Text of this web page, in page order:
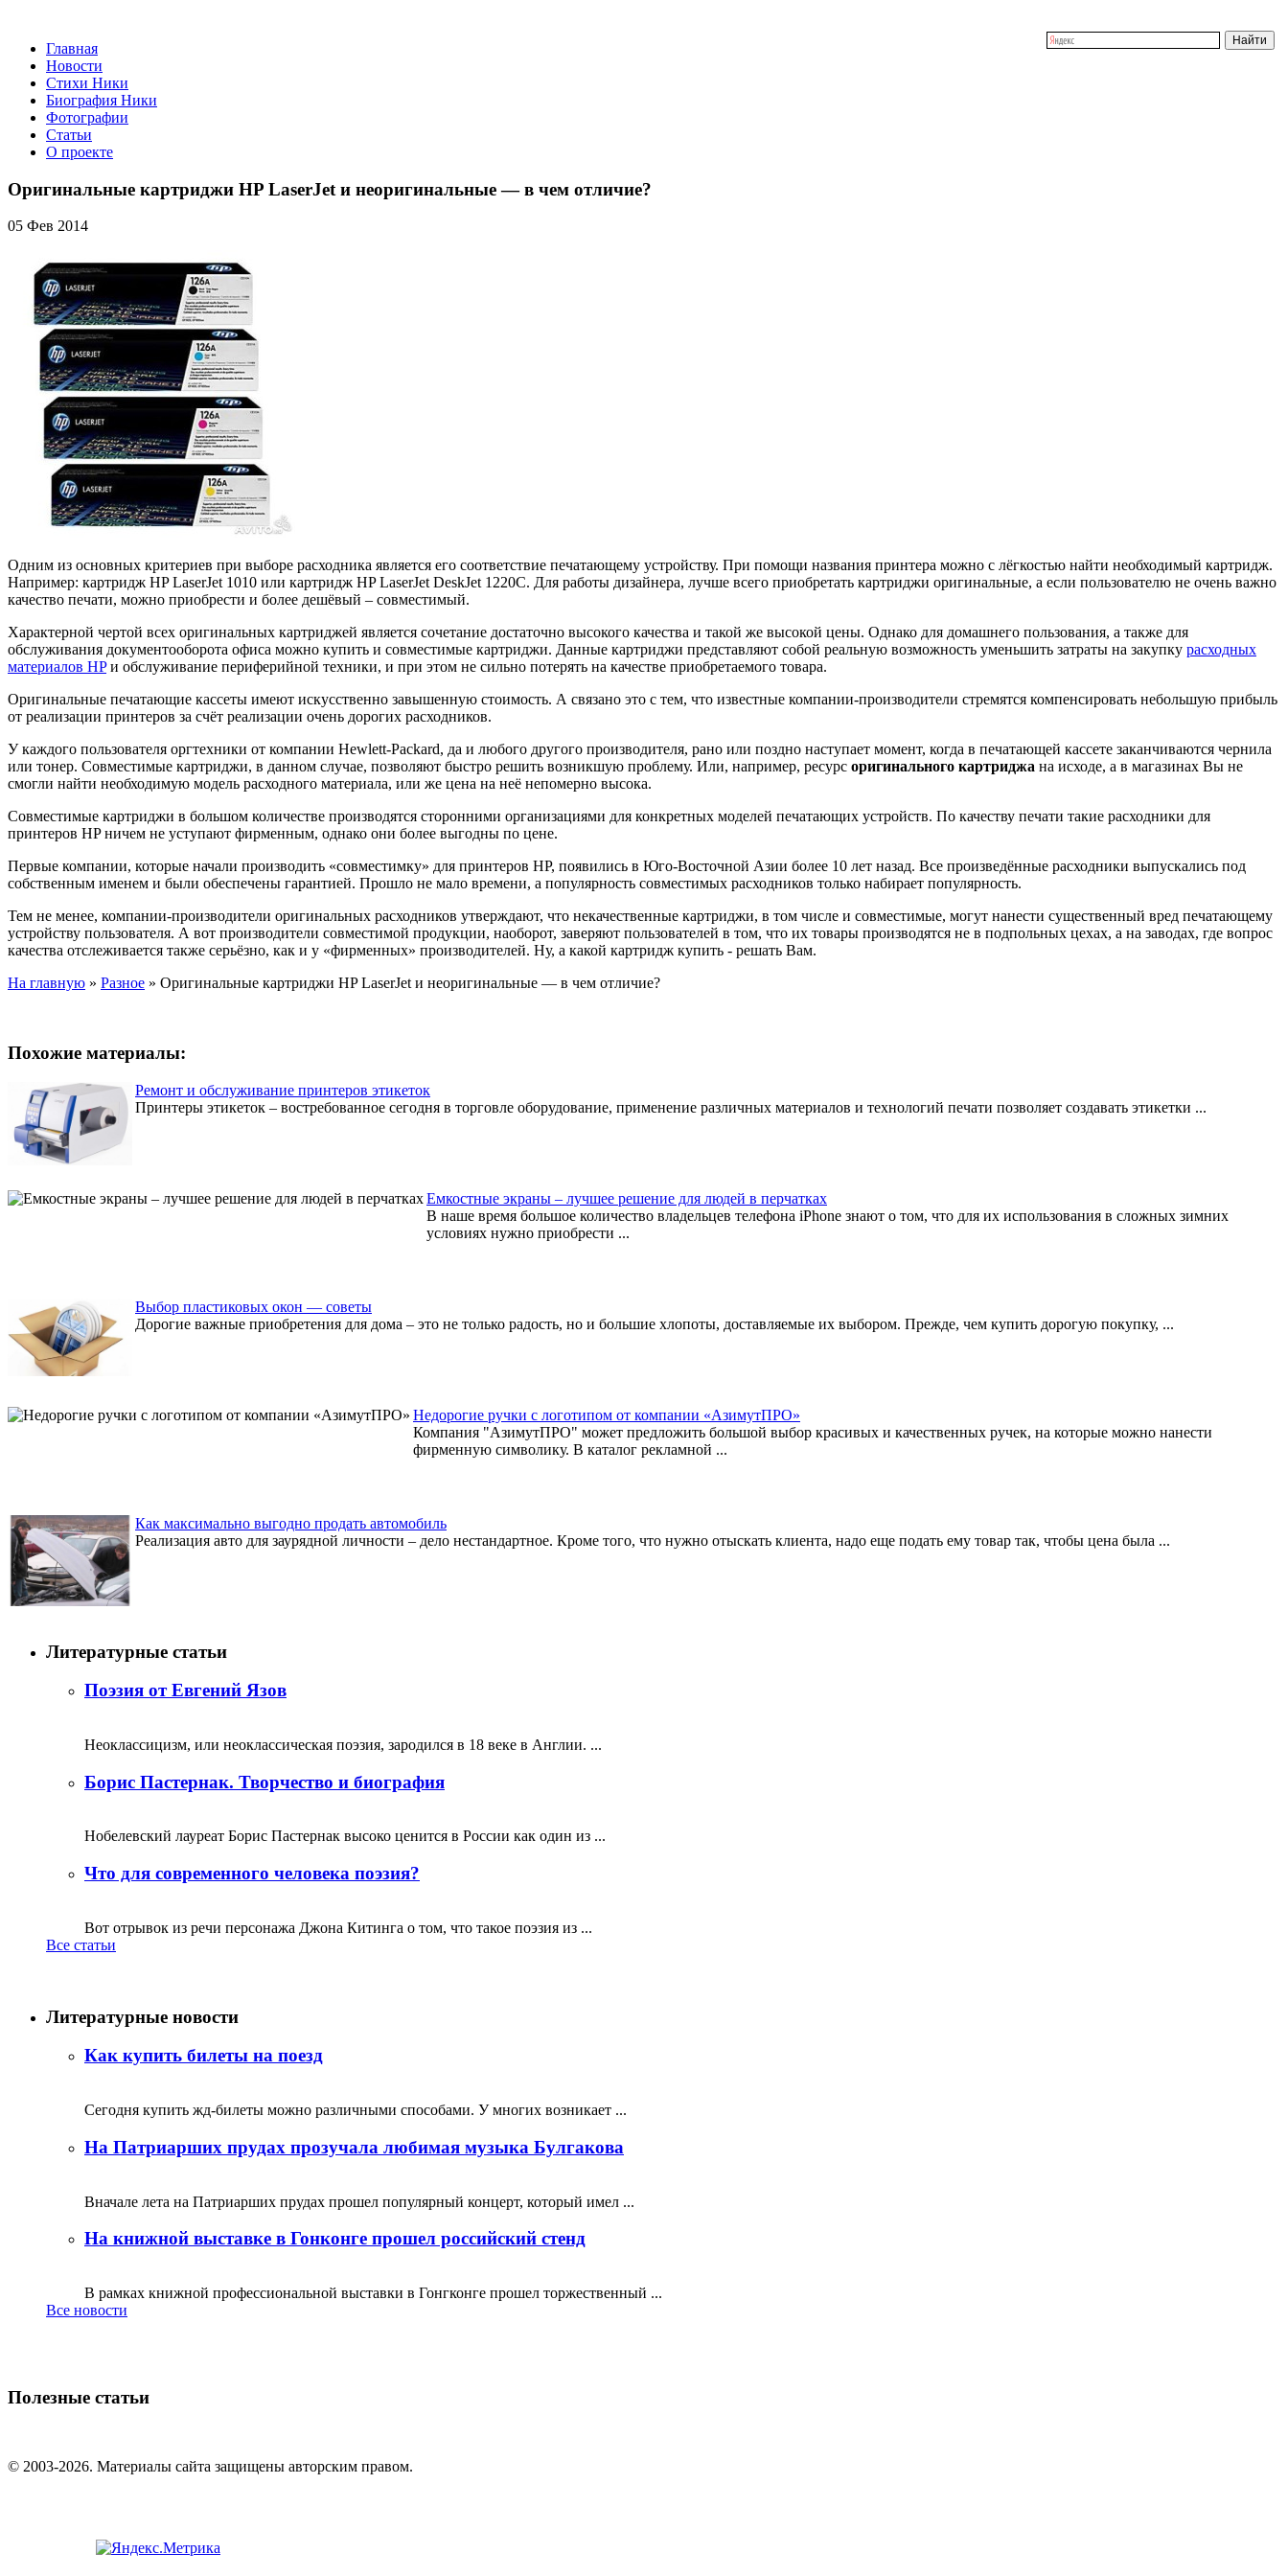
Главная
Новости
Стихи Ники
Биография Ники
Фотографии
Статьи
О проекте
Оригинальные картриджи HP LaserJet и неоригинальные — в чем отличие?
05 Фев 2014
Одним из основных критериев при выборе расходника является его соответствие печатающему устройству. При помощи названия принтера можно с лёгкостью найти необходимый картридж.
Например: картридж HP LaserJet 1010 или картридж HP LaserJet DeskJet 1220C. Для работы дизайнера, лучше всего приобретать картриджи оригинальные, а если пользователю не очень важно
качество печати, можно приобрести и более дешёвый – совместимый.
Характерной чертой всех оригинальных картриджей является сочетание достаточно высокого качества и такой же высокой цены. Однако для домашнего пользования, а также для
обслуживания документооборота офиса можно купить и совместимые картриджи. Данные картриджи представляют собой реальную возможность уменьшить затраты на закупку расходных
материалов HPи обслуживание периферийной техники, и при этом не сильно потерять на качестве приобретаемого товара.
Оригинальные печатающие кассеты имеют искусственно завышенную стоимость. А связано это с тем, что известные компании-производители стремятся компенсировать небольшую прибыль
от реализации принтеров за счёт реализации очень дорогих расходников.
У каждого пользователя оргтехники от компании Hewlett-Packard, да и любого другого производителя, рано или поздно наступает момент, когда в печатающей кассете заканчиваются чернила
или тонер. Совместимые картриджи, в данном случае, позволяют быстро решить возникшую проблему. Или, например, ресурс оригинального картриджа на исходе, а в магазинах Вы не
смогли найти необходимую модель расходного материала, или же цена на неё непомерно высока.
Совместимые картриджи в большом количестве производятся сторонними организациями для конкретных моделей печатающих устройств. По качеству печати такие расходники для
принтеров HP ничем не уступают фирменным, однако они более выгодны по цене.
Первые компании, которые начали производить «совместимку» для принтеров HP, появились в Юго-Восточной Азии более 10 лет назад. Все произведённые расходники выпускались под
собственным именем и были обеспечены гарантией. Прошло не мало времени, а популярность совместимых расходников только набирает популярность.
Тем не менее, компании-производители оригинальных расходников утверждают, что некачественные картриджи, в том числе и совместимые, могут нанести существенный вред печатающему
устройству пользователя. А вот производители совместимой продукции, наоборот, заверяют пользователей в том, что их товары производятся не в подпольных цехах, а на заводах, где вопрос
качества отслеживается также серьёзно, как и у «фирменных» производителей. Ну, а какой картридж купить - решать Вам.
На главную » Разное » Оригинальные картриджи HP LaserJet и неоригинальные — в чем отличие?
Похожие материалы:
Ремонт и обслуживание принтеров этикеток
Принтеры этикеток – востребованное сегодня в торговле оборудование, применение различных материалов и технологий печати позволяет создавать этикетки ...
Емкостные экраны – лучшее решение для людей в перчатках
В наше время большое количество владельцев телефона iPhone знают о том, что для их использования в сложных зимних
условиях нужно приобрести ...
Выбор пластиковых окон — советы
Дорогие важные приобретения для дома – это не только радость, но и большие хлопоты, доставляемые их выбором. Прежде, чем купить дорогую покупку, ...
Недорогие ручки с логотипом от компании «АзимутПРО»
Компания "АзимутПРО" может предложить большой выбор красивых и качественных ручек, на которые можно нанести
фирменную символику. В каталог рекламной ...
Как максимально выгодно продать автомобиль
Реализация авто для заурядной личности – дело нестандартное. Кроме того, что нужно отыскать клиента, надо еще подать ему товар так, чтобы цена была ...
Литературные статьи
Поэзия от Евгений Язов
Неоклассицизм, или неоклассическая поэзия, зародился в 18 веке в Англии. ...
Борис Пастернак. Творчество и биография
Нобелевский лауреат Борис Пастернак высоко ценится в России как один из ...
Что для современного человека поэзия?
Вот отрывок из речи персонажа Джона Китинга о том, что такое поэзия из ...
Все статьи
Литературные новости
Как купить билеты на поезд
Сегодня купить жд-билеты можно различными способами. У многих возникает ...
На Патриарших прудах прозучала любимая музыка Булгакова
Вначале лета на Патриарших прудах прошел популярный концерт, который имел ...
На книжной выставке в Гонконге прошел российский стенд
В рамках книжной профессиональной выставки в Гонгконге прошел торжественный ...
Все новости
Полезные статьи
© 2003-2026. Материалы сайта защищены авторским правом.